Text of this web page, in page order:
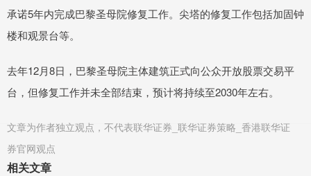
承诺5年内完成巴黎圣母院修复工作。尖塔的修复工作包括加固钟
楼和观景台等。
去年12月8日，巴黎圣母院主体建筑正式向公众开放股票交易平
台，但修复工作并未全部结束，预计将持续至2030年左右。
文章为作者独立观点，不代表联华证券_联华证券策略_香港联华证
券官网观点
相关文章